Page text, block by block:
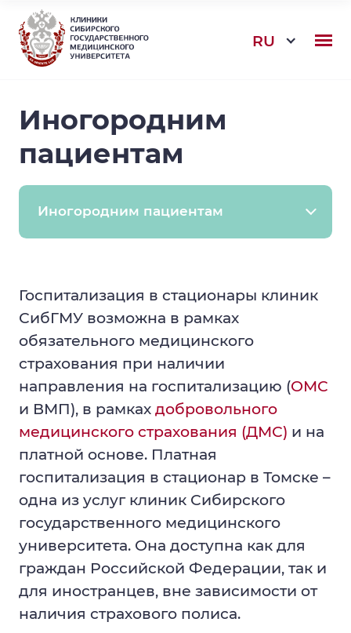
RU
Иногородним
пациентам
Иногородним пациентам
ДМС
ОМС
Иностранным пациентам стран СНГ
Госпитализация в клиники СибГМУ
Акции
Виды помощи
Оставить отзыв
Территориальная программа
государственных гарантий
бесплатного оказания гражданам
Госпитализация в стационары клиник
СибГМУ возможна в рамках
обязательного медицинского
страхования при наличии
направления на госпитализацию (ОМС
и ВМП), в рамкахдобровольного
медицинского страхования (ДМС) и на
платной основе. Платная
госпитализация в стационар в Томске –
одна из услуг клиник Сибирского
государственного медицинского
университета. Она доступна как для
граждан Российской Федерации, так и
для иностранцев, вне зависимости от
наличия страхового полиса.